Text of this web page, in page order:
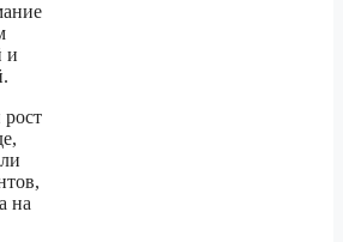
и
на